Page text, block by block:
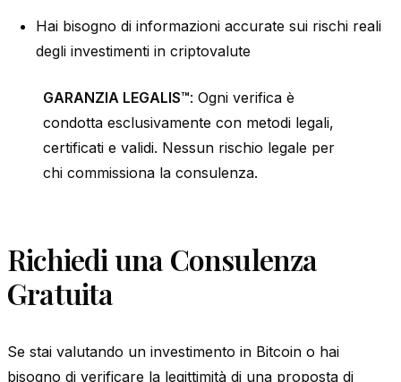
Hai bisogno di informazioni accurate sui rischi reali
degli investimenti in criptovalute
GARANZIA LEGALIS™: Ogni verifica è
condotta esclusivamente con metodi legali,
certificati e validi. Nessun rischio legale per
chi commissiona la consulenza.
Richiedi una Consulenza
Gratuita
Se stai valutando un investimento in Bitcoin o hai
bisogno di verificare la legittimità di una proposta di